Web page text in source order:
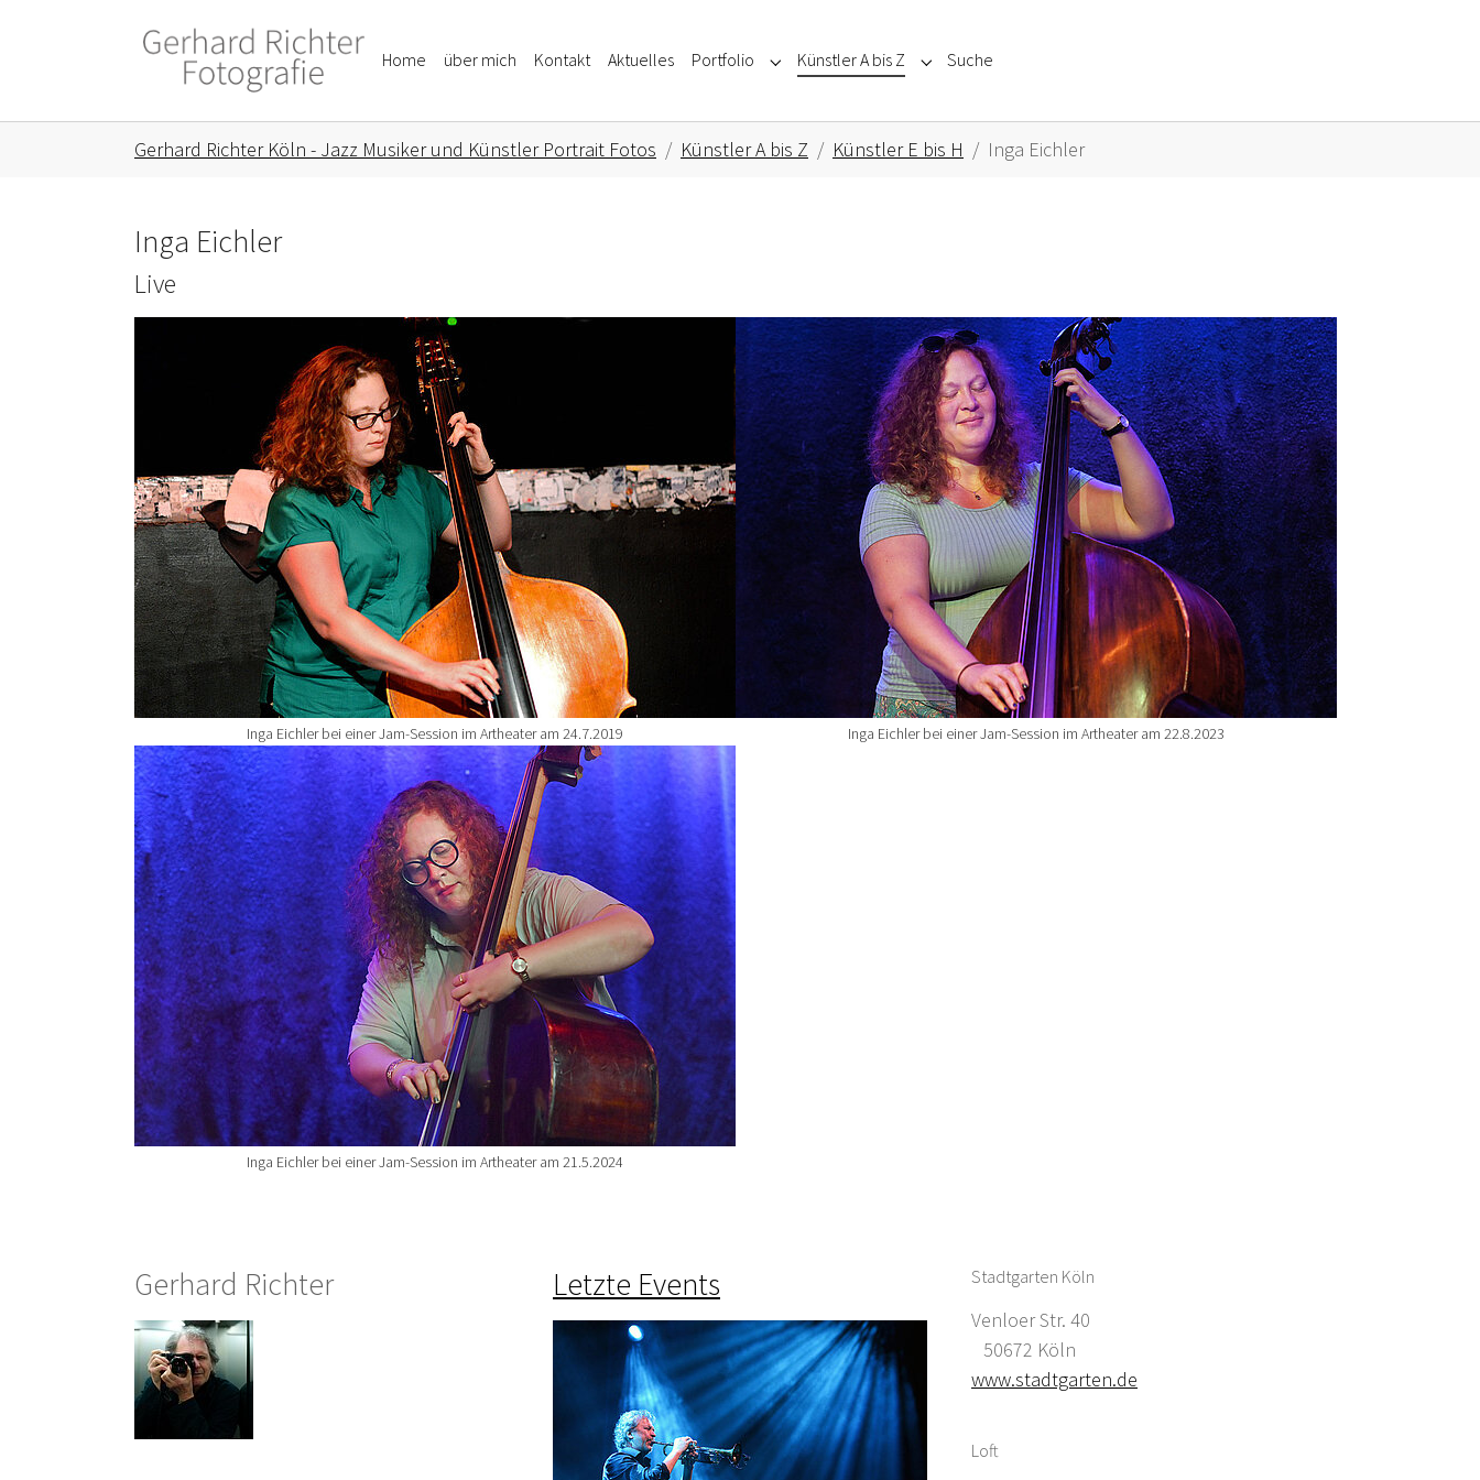
Home über mich Kontakt Aktuelles Portfolio Submenu for "Portfolio"
Künstler A bis Z Submenu for "Künstler A bis Z"
Suche
Gerhard Richter Köln - Jazz Musiker und Künstler Portrait Fotos Künstler A bis Z Künstler E bis H Inga Eichler
Inga Eichler
Live
Inga Eichler bei einer Jam-Session im Artheater am 24.7.2019
Show larger version for:
Inga Eichler bei einer Jam-Session im Artheater am 22.8.2023
Show larger version for:
Inga Eichler bei einer Jam-Session im Artheater am 21.5.2024
Gerhard Richter Letzte Events Stadtgarten Köln
Venloer Str. 40
50672 Köln
www.stadtgarten.de
Loft